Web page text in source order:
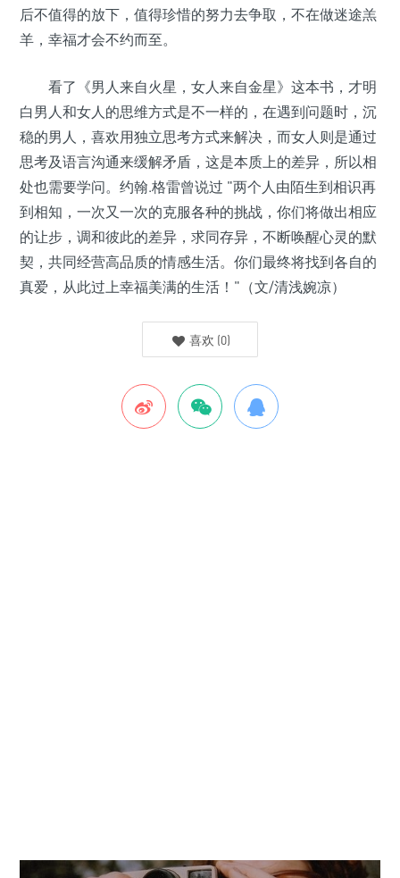
后不值得的放下，值得珍惜的努力去争取，不在做迷途羔
羊，幸福才会不约而至。
看了《男人来自火星，女人来自金星》这本书，才明
白男人和女人的思维方式是不一样的，在遇到问题时，沉
稳的男人，喜欢用独立思考方式来解决，而女人则是通过
思考及语言沟通来缓解矛盾，这是本质上的差异，所以相
处也需要学问。约翰.格雷曾说过 "两个人由陌生到相识再
到相知，一次又一次的克服各种的挑战，你们将做出相应
的让步，调和彼此的差异，求同存异，不断唤醒心灵的默
契，共同经营高品质的情感生活。你们最终将找到各自的
真爱，从此过上幸福美满的生活！"（文/清浅婉凉）
喜欢 (0)